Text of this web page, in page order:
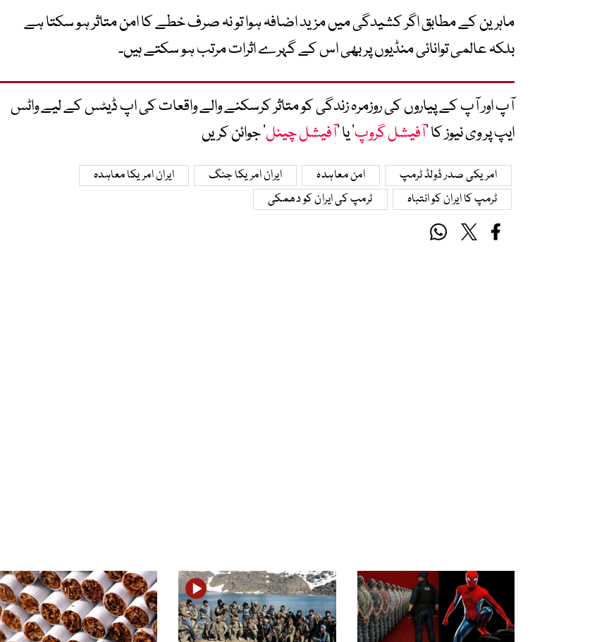
ماہرین کے مطابق اگر کشیدگی میں مزید اضافہ ہوا تو نہ صرف خطے کا امن متاثر ہو سکتا ہے
بلکہ عالمی توانائی منڈیوں پر بھی اس کے گہرے اثرات مرتب ہو سکتے ہیں۔
آپ اور آپ کے پیاروں کی روزمرہ زندگی کو متاثر کرسکنے والے واقعات کی اپ ڈیٹس کے لیے واٹس
ایپ پر وی نیوز کا ’آفیشل گروپ‘ یا ’آفیشل چینل‘ جوائن کریں
امریکی صدر ڈولڈ ٹرمپ امن معاہدہ ایران امریکا جنگ
ایران امریکا معاہدہ
ٹرمپ کا ایران کو انتباہ
ٹرمپ کی ایران کو دھمکی